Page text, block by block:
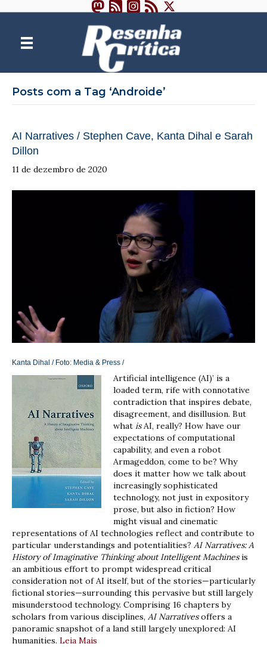
Posts com a Tag ‘Androide’
AI Narratives / Stephen Cave, Kanta Dihal e Sarah
Dillon
11 de dezembro de 2020
Kanta Dihal / Foto: Media & Press /
Artificial intelligence (AI)’ is a
loaded term, rife with connotative
contradiction that inspires debate,
disagreement, and disillusion. But
what isAI, really? How have our
expectations of computational
capability, and even a robot
Armageddon, come to be? Why
does it matter how we talk about
increasingly sophisticated
technology, not just in expository
prose, but also in fiction? How
might visual and cinematic
representations of AI technologies reflect and contribute to
particular understandings and potentialities? AI Narratives: A
History of Imaginative Thinking about Intelligent Machinesis
an ambitious effort to prompt widespread critical
consideration not of AI itself, but of the stories—particularly
fictional stories—surrounding this pervasive but still largely
misunderstood technology. Comprising 16 chapters by
scholars from various disciplines, AI Narrativesoffers a
panoramic snapshot of a land still largely unexplored: AI
humanities. Leia Mais